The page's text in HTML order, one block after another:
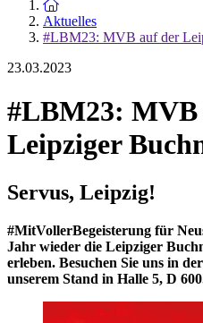
Zur Startseite
Aktuelles
#LBM23: MVB auf der
23.03.2023
#LBM23: MVB
Leipziger
Servus, Leipzig!
#MitVollerBegeisterung für
Jahr wieder die Leipziger
erleben. Besuchen Sie uns in
unserem Stand in Halle 5, D